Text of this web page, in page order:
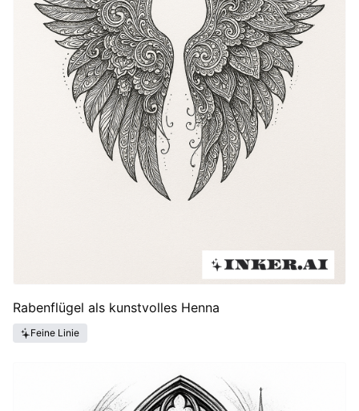
Rabenflügel als kunstvolles Henna
Feine Linie